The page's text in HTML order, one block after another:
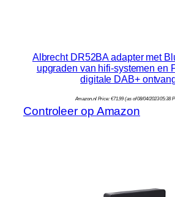
Albrecht DR52BA adapter met
upgraden van hifi-systemen en
digitale DAB+
Amazon.nl Price: €71.99(as of 08/04/2023 05:38
Controleer op Amazon